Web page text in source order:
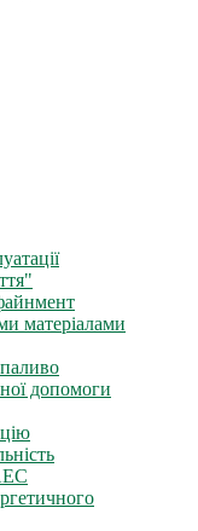
матеріалами
допомоги